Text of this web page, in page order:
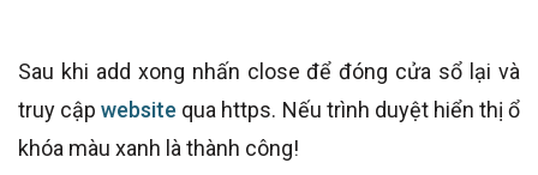
Sau khi add xong nhấn close để đóng cửa sổ lại và
truy cậpwebsite qua https. Nếu trình duyệt hiển thị ổ
khóa màu xanh là thành công!